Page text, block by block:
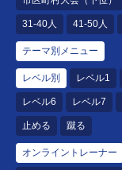
31-40人 41-50人
テーマ別メニュー
レベル別 レベル1
レベル6 レベル7
止める 蹴る
オンライントレーナー